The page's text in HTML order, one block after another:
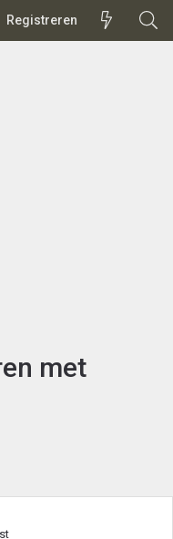
Registreren
met